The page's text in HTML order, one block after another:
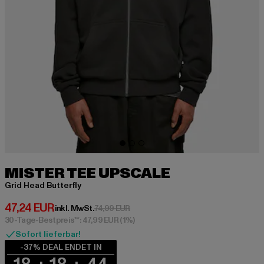
MISTER TEE UPSCALE
Grid Head Butterfly
47,24 EUR
Derzeitiger Preis: 47,24 EUR
inkl. MwSt.74,99 EURAktionspreis: 74,99 EUR
30-Tage-Bestpreis**: 47,99 EUR(1%)
Sofort lieferbar!
-37% DEAL ENDET IN